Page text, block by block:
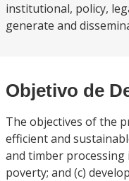
institutional, policy,
generate and
Objetivo de
The objectives of the
efficient and
and timber processing
poverty; and (c)